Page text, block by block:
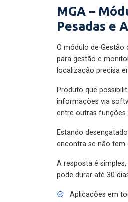
MGA –
Pesadas e
O módulo de
para gestão e
localização precisa
Produto que
informações via
entre outras funções.
Estando
encontra se não tem
A resposta é
pode durar até 30
Aplicações em